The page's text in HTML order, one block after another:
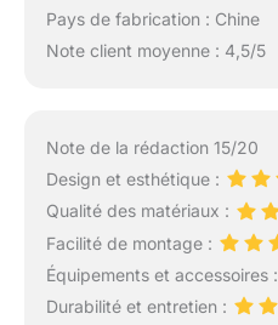
Pays de fabrication : Chine
Note client moyenne : 4,5/5
Note de la rédaction 15/20
Design et esthétique :
Qualité des matériaux :
Facilité de montage :
Équipements et accessoires :
Durabilité et entretien :